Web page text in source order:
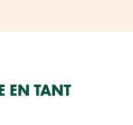
EN TANT